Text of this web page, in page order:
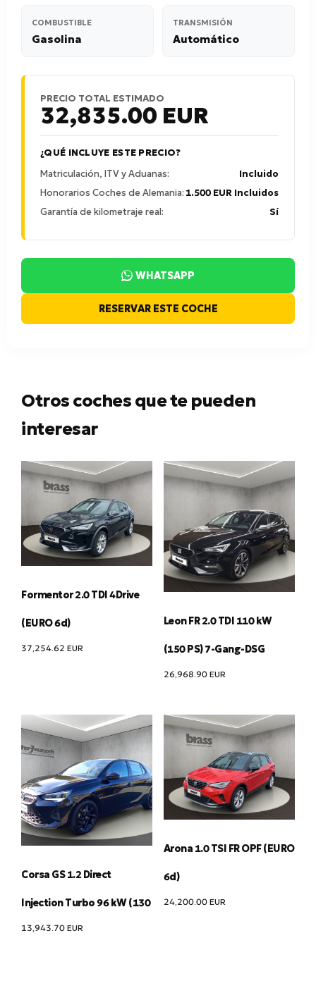
COMBUSTIBLE
Gasolina
TRANSMISIÓN
Automático
PRECIO TOTAL ESTIMADO
32,835.00 EUR
¿QUÉ INCLUYE ESTE PRECIO?
Matriculación, ITV y Aduanas:
Incluido
Honorarios Coches de Alemania: 1.500 EUR Incluidos
Garantía de kilometraje real:
Sí
WHATSAPP
RESERVAR ESTE COCHE
Otros coches que te pueden
interesar
Formentor 2.0 TDI 4Drive
(EURO 6d)
37,254.62 EUR
Leon FR 2.0 TDI 110 kW
(150 PS) 7-Gang-DSG
26,968.90 EUR
Corsa GS 1.2 Direct
Injection Turbo 96 kW (130
13,943.70 EUR
Arona 1.0 TSI FR OPF (EURO
6d)
24,200.00 EUR